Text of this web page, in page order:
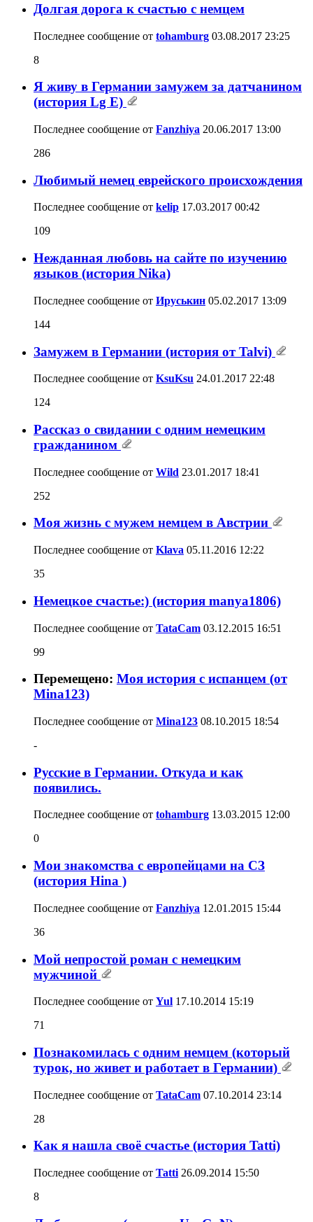
Долгая дорога к счастью с немцем
Последнее сообщение от tohamburg 03.08.2017 23:25
8
Я живу в Германии замужем за датчанином
(история Lg E)
Последнее сообщение от Fanzhiya 20.06.2017 13:00
286
Любимый немец еврейского происхождения
Последнее сообщение от kelip 17.03.2017 00:42
109
Нежданная любовь на сайте по изучению
языков (история Nika)
Последнее сообщение от Ируськин 05.02.2017 13:09
144
Замужем в Германии (история от Talvi)
Последнее сообщение от KsuKsu 24.01.2017 22:48
124
Рассказ о свидании с одним немецким
гражданином
Последнее сообщение от Wild 23.01.2017 18:41
252
Моя жизнь с мужем немцем в Австрии
Последнее сообщение от Klava 05.11.2016 12:22
35
Немецкое счастье:) (история manya1806)
Последнее сообщение от TataCam 03.12.2015 16:51
99
Перемещено: Моя история с испанцем (от
Mina123)
Последнее сообщение от Mina123 08.10.2015 18:54
-
Русские в Германии. Откуда и как
появились.
Последнее сообщение от tohamburg 13.03.2015 12:00
0
Мои знакомства с европейцами на СЗ
(история Hina )
Последнее сообщение от Fanzhiya 12.01.2015 15:44
36
Мой непростой роман с немецким
мужчиной
Последнее сообщение от Yul 17.10.2014 15:19
71
Познакомилась c одним немцем (который
турок, но живет и работает в Германии)
Последнее сообщение от TataCam 07.10.2014 23:14
28
Как я нашла своё счастье (история Tatti)
Последнее сообщение от Tatti 26.09.2014 15:50
8